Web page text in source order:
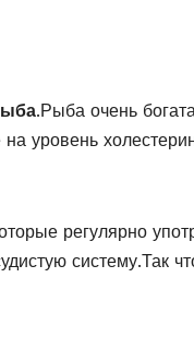
.Рыба очень
уровень
регулярно
систему.Так